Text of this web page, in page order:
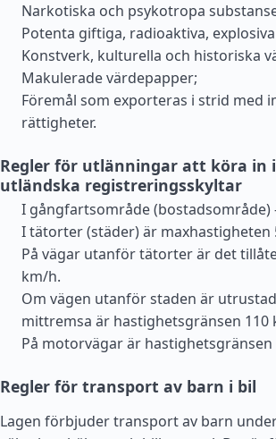
Narkotiska och psykotropa
Potenta giftiga, radioaktiva,
Konstverk, kulturella och historiska
Makulerade värdepapper;
Föremål som exporteras i strid med
rättigheter.
Regler för utlänningar att köra in
utländska registreringsskyltar
I gångfartsområde (bostadsområde)
I tätorter (städer) är maxhastigheten
På vägar utanför tätorter är det
km/h.
Om vägen utanför staden är
mittremsa är hastighetsgränsen 110
På motorvägar är hastighetsgränsen
Regler för transport av barn i bil
Lagen förbjuder transport av barn